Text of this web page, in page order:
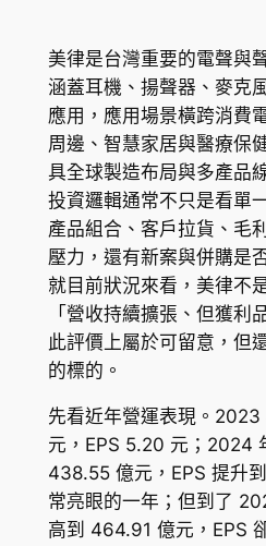
美律是台灣重要的電聲與
涵蓋耳機、揚聲器、麥克
應用，應用場景橫跨消費
周邊、智慧家居與醫療保
具全球製造布局與多產品
投資邏輯通常不只是看單
產品組合、客戶拉貨、毛
壓力，還有新案與併購是
就目前狀況來看，美律不
「營收持續擴張、但獲利
此評價上屬於可留意，但
的標的。
先看近年營運表現。
元，EPS 5.20 元；2024
438.55 億元，EPS 提升
常亮眼的一年；但到了
高到 464.91 億元，EPS